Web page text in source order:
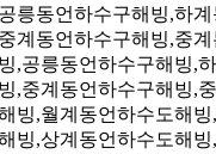
릉동언하수구해빙,하
계동언하수구해빙,중
,공릉동언하수구해빙,
,중계동언하수구해빙,
빙,월계동언하수도해
빙,상계동언하수도해